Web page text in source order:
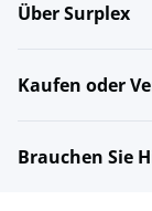
Über Surplex
Kaufen oder
Brauchen Sie